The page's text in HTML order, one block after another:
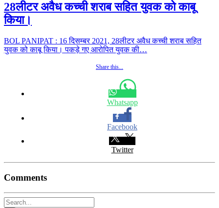
28लीटर अवैध कच्ची शराब सहित युवक को काबू
किया।
BOL PANIPAT : 16 दिसम्बर 2021, 28लीटर अवैध कच्ची शराब सहित
युवक को काबू किया। पकड़े गए आरोपित युवक की…
Share this...
Whatsapp
Facebook
Twitter
Comments